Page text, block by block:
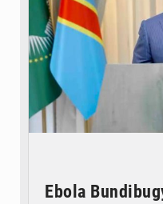
Ebola